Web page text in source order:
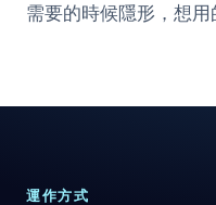
需要的時候隱形，想
運作方式